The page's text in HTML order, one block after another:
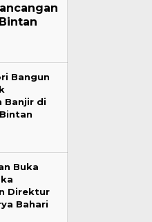
Bangun
Banjir di
Buka
Direktur
Bahari